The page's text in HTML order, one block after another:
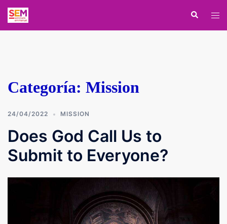
Saltar
contenido
Buscar
Categoría: Mission
24/04/2022 MISSION
Does God Call Us to
Submit to Everyone?